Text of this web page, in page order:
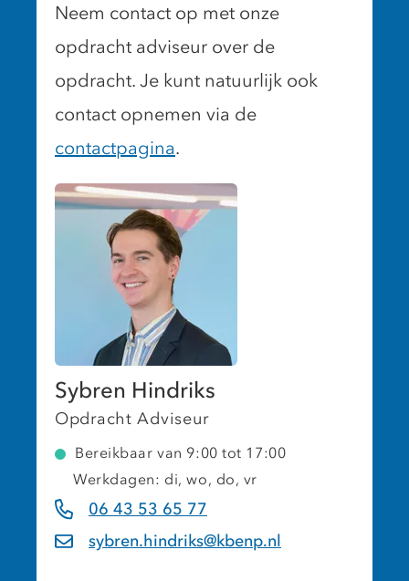
Neem contact op met onze
opdracht adviseur over de
opdracht. Je kunt natuurlijk ook
contact opnemen via de
contactpagina.
Sybren Hindriks
Opdracht Adviseur
Bereikbaar van 9:00 tot 17:00
Werkdagen: di, wo, do, vr
06 43 53 65 77
sybren.hindriks@kbenp.nl